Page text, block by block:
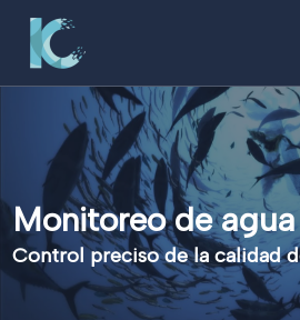
contenido
Monitoreo de agua
Control preciso de la calidad